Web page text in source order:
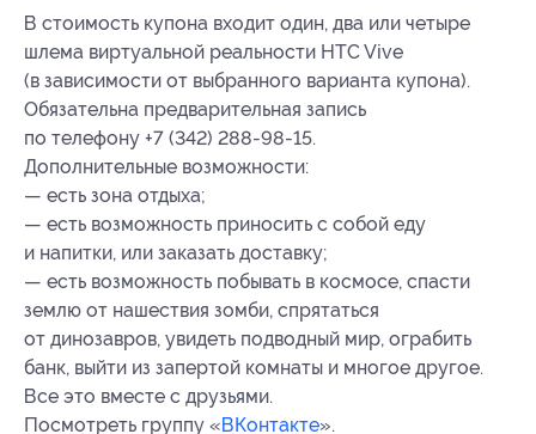
В стоимость купона входит один, два или четыре
шлема виртуальной реальности HTC Vive
(в зависимости от выбранного варианта купона).
Обязательна предварительная запись
по телефону +7 (342) 288-98-15.
Дополнительные возможности:
— есть зона отдыха;
— есть возможность приносить с собой еду
и напитки, или заказать доставку;
— есть возможность побывать в космосе, спасти
землю от нашествия зомби, спрятаться
от динозавров, увидеть подводный мир, ограбить
банк, выйти из запертой комнаты и многое другое.
Все это вместе с друзьями.
Посмотреть группу «ВКонтакте».